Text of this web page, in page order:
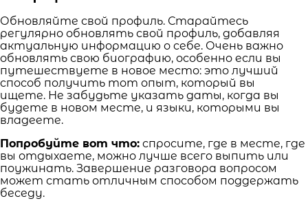
Обновляйте свой профиль. Старайтесь
регулярно обновлять свой профиль, добавляя
актуальную информацию о себе. Очень важно
обновлять свою биографию, особенно если вы
путешествуете в новое место: это лучший
способ получить тот опыт, который вы
ищете. Не забудьте указать даты, когда вы
будете в новом месте, и языки, которыми вы
владеете.
Попробуйте вот что: спросите, где в месте, где
вы отдыхаете, можно лучше всего выпить или
поужинать. Завершение разговора вопросом
может стать отличным способом поддержать
беседу.